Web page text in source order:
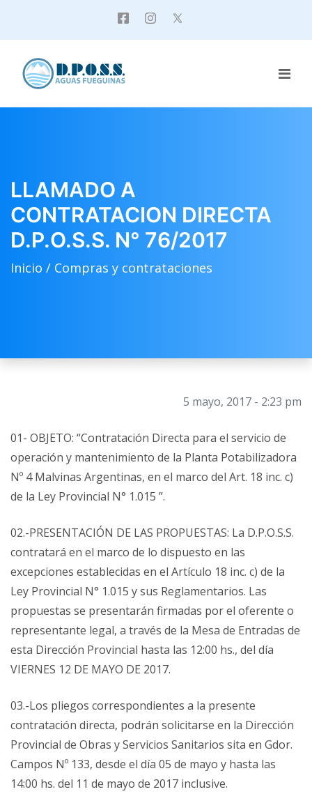
LLAMADO A
CONTRATACION DIRECTA
D.P.O.S.S. N° 76/2017
Inicio / Compras y contrataciones
5 mayo, 2017 - 2:23 pm
01- OBJETO: “Contratación Directa para el servicio de
operación y mantenimiento de la Planta Potabilizadora
Nº 4 Malvinas Argentinas, en el marco del Art. 18 inc. c)
de la Ley Provincial N° 1.015 ”.
02.-PRESENTACIÓN DE LAS PROPUESTAS: La D.P.O.S.S.
contratará en el marco de lo dispuesto en las
excepciones establecidas en el Artículo 18 inc. c) de la
Ley Provincial N° 1.015 y sus Reglamentarios. Las
propuestas se presentarán firmadas por el oferente o
representante legal, a través de la Mesa de Entradas de
esta Dirección Provincial hasta las 12:00 hs., del día
VIERNES 12 DE MAYO DE 2017.
03.-Los pliegos correspondientes a la presente
contratación directa, podrán solicitarse en la Dirección
Provincial de Obras y Servicios Sanitarios sita en Gdor.
Campos Nº 133, desde el día 05 de mayo y hasta las
14:00 hs. del 11 de mayo de 2017 inclusive.